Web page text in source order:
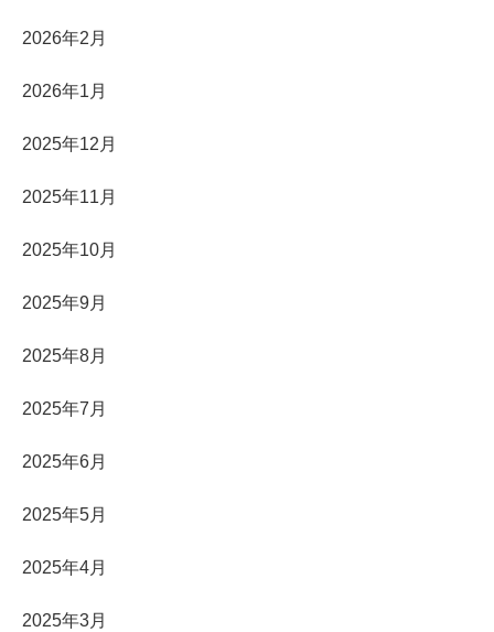
2026年2月
2026年1月
2025年12月
2025年11月
2025年10月
2025年9月
2025年8月
2025年7月
2025年6月
2025年5月
2025年4月
2025年3月